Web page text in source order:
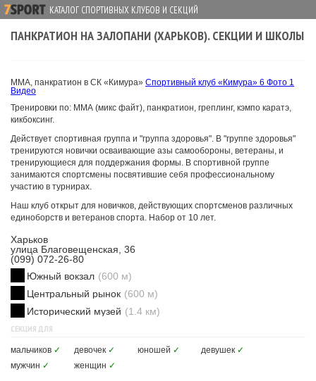
КАТАЛОГ СПОРТИВНЫХ КЛУБОВ И СЕКЦИЙ
ПАНКРАТИОН НА ЗАЛОПАНИ (ХАРЬКОВ). СЕКЦИИ И ШКОЛЫ
ММА, панкратион в СК «Кимура» Спортивный клуб «Кимура» 6 Фото 1
Видео
Тренировки по: ММА (микс файт), панкратион, греплинг, кэмпо каратэ,
кикбоксинг.
Действует спортивная группа и "группа здоровья". В "группе здоровья"
тренируются новички осваивающие азы самообороны, ветераны, и
тренирующиеся для поддержания формы. В спортивной группе
занимаются спортсмены посвятившие себя профессиональному
участию в турнирах.
Наш клуб открыт для новичков, действующих спортсменов различных
единоборств и ветеранов спорта. Набор от 10 лет.
Харьков
улица Благовещенская, 36
(099) 072-26-80
Южный вокзал (600 м)
Центральный рынок (600 м)
Исторический музей (1.4 км)
СЕКЦИЯ ДЛЯ
мальчиков ✓ девочек ✓ юношей ✓ девушек ✓
мужчин ✓ женщин ✓